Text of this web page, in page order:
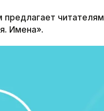
читателям
Имена».